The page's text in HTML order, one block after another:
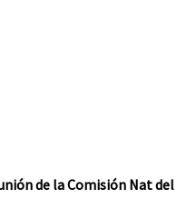
de la Comisión Nat del